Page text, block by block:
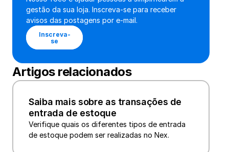
gestão da sua loja. Inscreva-se para receber
avisos das postagens por e-mail.
Inscreva-
se
Artigos relacionados
Saiba mais sobre as transações de
entrada de estoque
Verifique quais os diferentes tipos de entrada
de estoque podem ser realizadas no Nex.